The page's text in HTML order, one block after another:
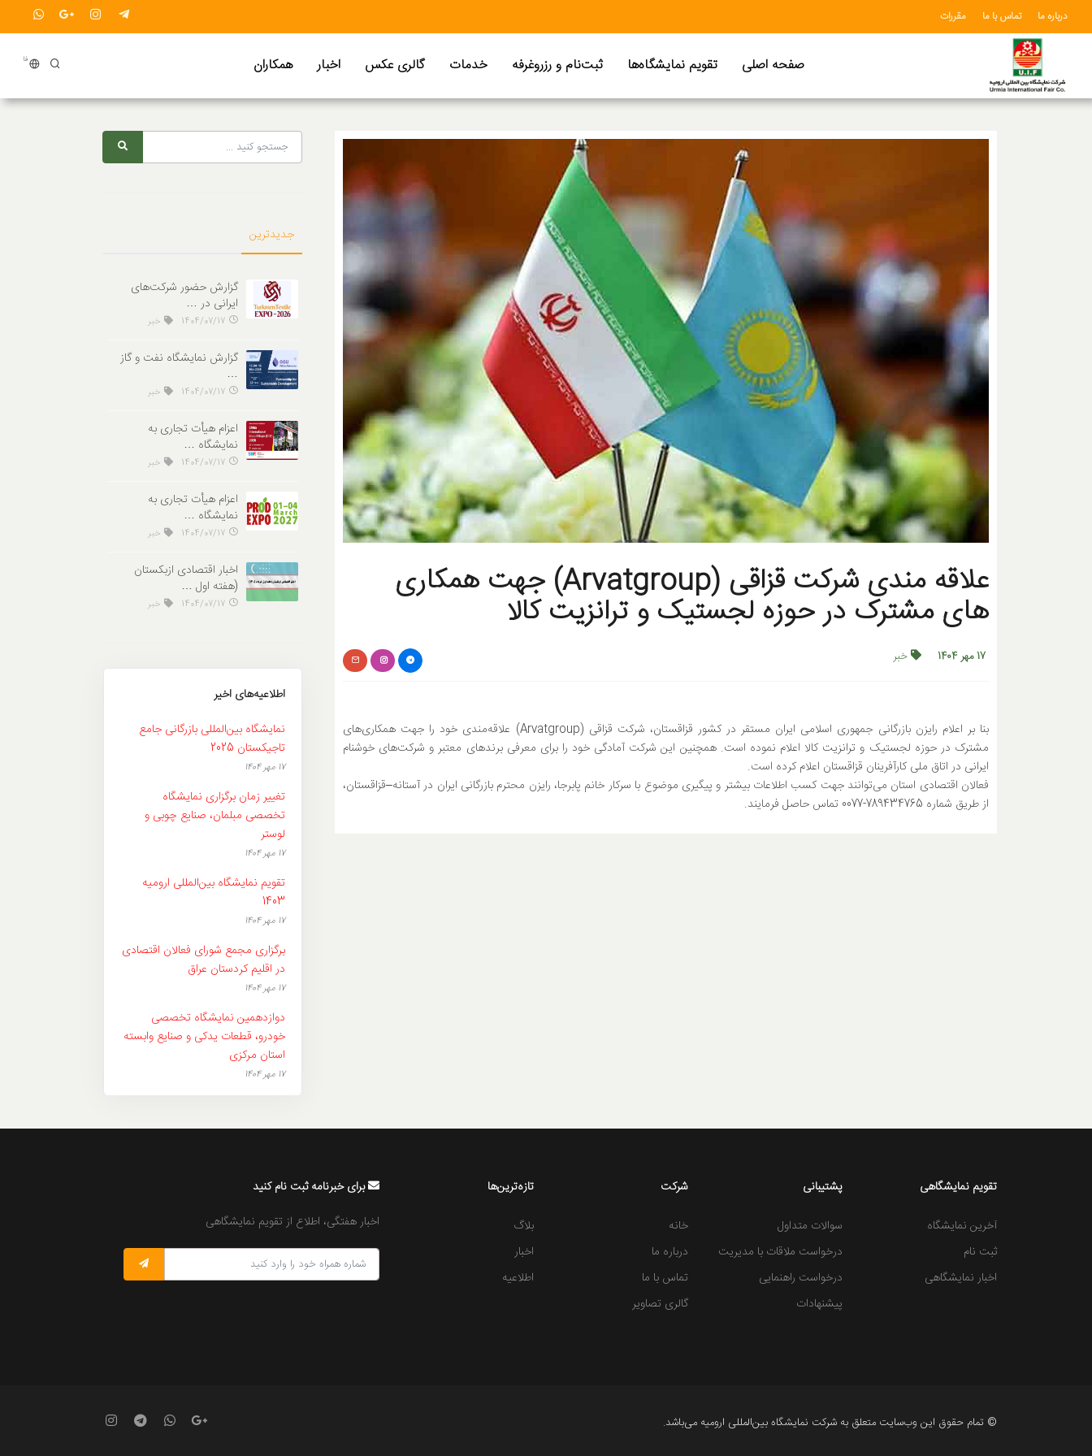
درباره ما تماس با ما مقررات
فا صفحه اصلی تقویم نمایشگاه‌ها ثبت‌نام و رزروغرفه خدمات گالری عکس اخبار‌ همکاران
علاقه مندی شرکت قزاقی (Arvatgroup) جهت همکاری
های مشترک در حوزه لجستیک و ترانزیت کالا
17 مهر 1404 خبر
بنا بر اعلام رایزن بازرگانی جمهوری اسلامی ایران مستقر در کشور قزاقستان، شرکت قزاقی (Arvatgroup) علاقه‌مندی خود را جهت همکاری‌های
مشترک در حوزه لجستیک و ترانزیت کالا اعلام نموده است. همچنین این شرکت آمادگی خود را برای معرفی برندهای معتبر و شرکت‌های خوشنام
ایرانی در اتاق ملی کارآفرینان قزاقستان اعلام کرده است.
فعالان اقتصادی استان می‌توانند جهت کسب اطلاعات بیشتر و پیگیری موضوع با سرکار خانم پابرجا، رایزن محترم بازرگانی ایران در آستانه–قزاقستان،
از طریق شماره 789434765-0077 تماس حاصل فرمایند.
جدیدترین
گزارش حضور شرکت‌های
ایرانی در …
خبر
گزارش نمایشگاه نفت و گاز
…
خبر
اعزام هیأت تجاری به
نمایشگاه …
خبر
اعزام هیأت تجاری به
نمایشگاه …
خبر
اخبار اقتصادی ازبکستان
(هفته اول …
خبر
اطلاعیه‌های اخیر
نمایشگاه بین‌المللی بازرگانی جامع
تاجیکستان 2025
17 مهر 1404
تغییر زمان برگزاری نمایشگاه
تخصصی مبلمان، صنایع چوبی و
لوستر
17 مهر 1404
تقویم نمایشگاه‌ بین‌المللی ارومیه
1403
17 مهر 1404
برگزاری مجمع شورای فعالان اقتصادی
در اقلیم کردستان عراق
17 مهر 1404
دوازدهمین نمایشگاه تخصصی
خودرو، قطعات یدکی و صنایع وابسته
استان مرکزی
17 مهر 1404
تقویم نمایشگاهی
آخرین نمایشگاه
ثبت نام
اخبار نمایشگاهی
پشتیبانی
سوالات متداول
درخواست ملاقات با مدیریت
درخواست راهنمایی
پیشنهادات
شرکت
خانه
درباره ما
تماس با ما
گالری تصاویر
تازه‌ترین‌ها
بلاگ
اخبار
اطلاعیه
برای خبرنامه ثبت نام کنید
اخبار هفتگی، اطلاع از تقویم نمایشگاهی
© تمام حقوق این وب‌سایت متعلق به شرکت نمایشگاه بین‌المللی ارومیه می‌باشد.